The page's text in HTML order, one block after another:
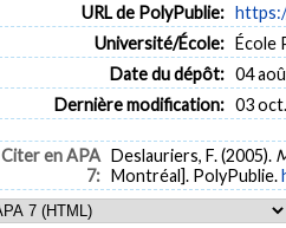
URL de PolyPublie:
Université/École: École
Date du dépôt: 04
Dernière modification: 03
Citer en APA
7:
Deslauriers, F. (2005).
Montréal]. PolyPublie.